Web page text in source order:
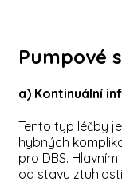
Pumpové
a) Kontinuální
Tento typ léčby
hybných
pro DBS.
od stavu